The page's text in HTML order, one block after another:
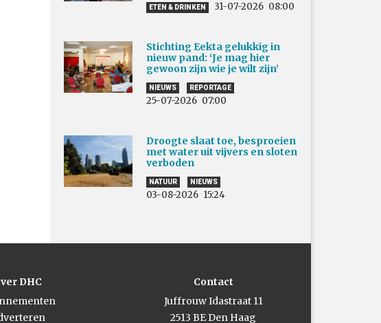
ETEN & DRINKEN 31-07-2026 08:00
Stichting Eekta gelukkig in
nieuw pand: ‘Je mag hier
gewoon zijn wie je wilt zijn’
NIEUWS REPORTAGE
25-07-2026 07:00
Droogte slaat toe, besproeien
met water uit vijvers en sloten
verboden
NATUUR NIEUWS
03-08-2026 15:24
DHC
Contact
Juffrouw Idastraat 11
2513 BE Den Haag